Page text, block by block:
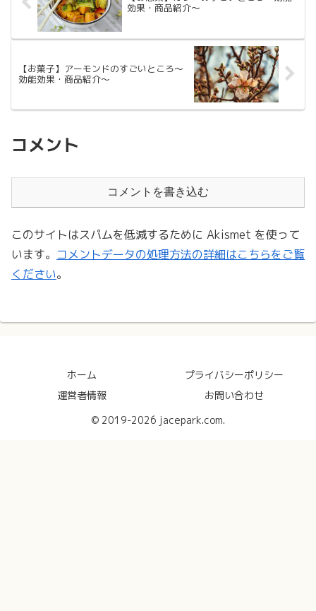
効果・商品紹介〜
【お菓子】アーモンドのすごいところ〜
効能効果・商品紹介〜
コメント
コメントを書き込む
このサイトはスパムを低減するために Akismet を使って
います。 コメントデータの処理方法の詳細はこちらをご覧
ください。
ホーム
プライバシーポリシー
運営者情報
お問い合わせ
© 2019-2026 jacepark.com.